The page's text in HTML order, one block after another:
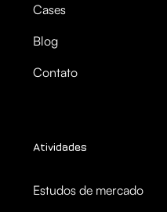
Cases
Blog
Contato
Atividades
Estudos de mercado